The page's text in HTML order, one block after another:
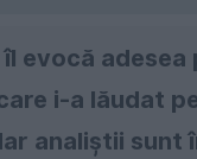
evocă adesea
i-a lăudat
analiștii sunt